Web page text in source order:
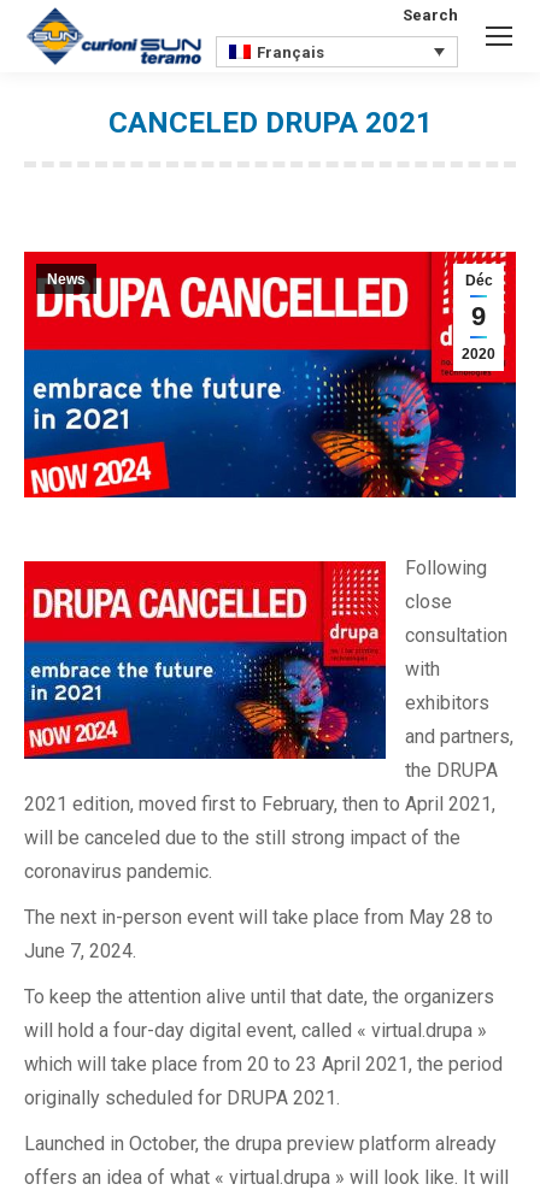
Search:
Search
Français
CANCELED DRUPA 2021
Déc
9
2020
News
Following
close
consultation
with
exhibitors
and partners,
the DRUPA
2021 edition, moved first to February, then to April 2021,
will be canceled due to the still strong impact of the
coronavirus pandemic.
The next in-person event will take place from May 28 to
June 7, 2024.
To keep the attention alive until that date, the organizers
will hold a four-day digital event, called « virtual.drupa »
which will take place from 20 to 23 April 2021, the period
originally scheduled for DRUPA 2021.
Launched in October, the drupa preview platform already
offers an idea of what « virtual.drupa » will look like. It will